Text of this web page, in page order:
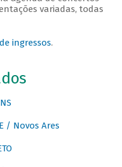
variadas, todas
ingressos.
/ Novos Ares